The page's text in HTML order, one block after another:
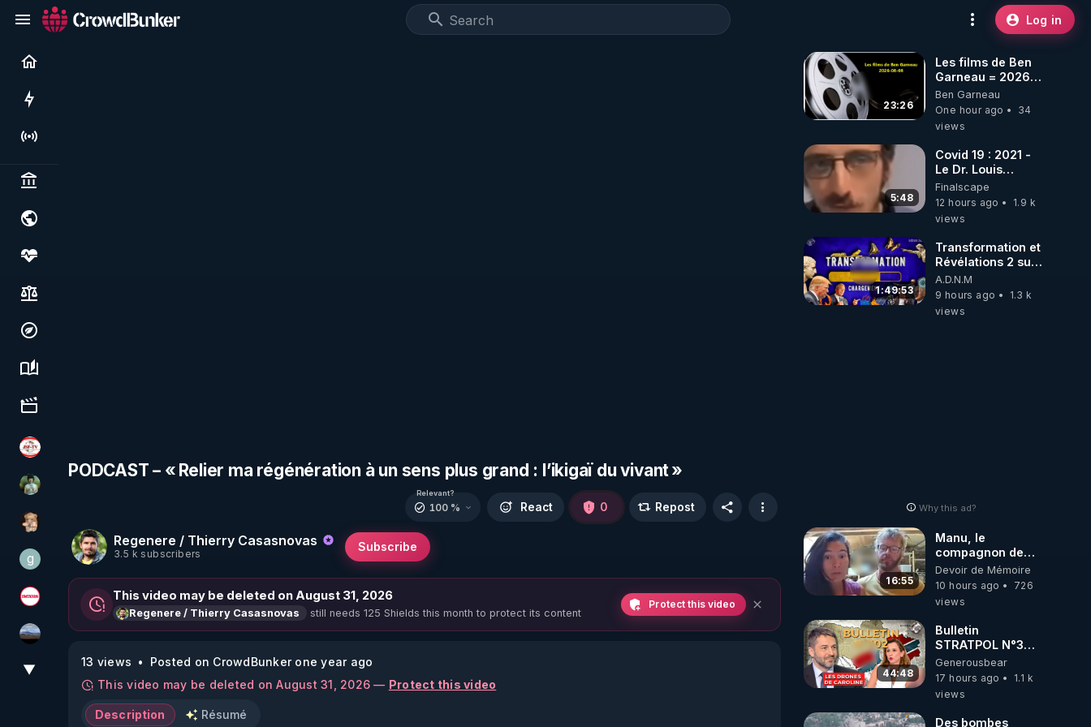
Log in
Live
Politics & institutions
Society, justice & freedoms
Economy, environment & technology
Science, history & spirituality
Culture, media & entertainment
JSF - TV
Sonmi-877
DataCenter
ggilo59
Magazine Nexus
michel lanceur alerte
▼
PODCAST – « Relier ma régénération à un sens plus grand : l’ikigaï du vivant »
Regenere / Thierry Casasnovas
3.5 k subscribers
Subscribe
Relevant?
100 % React 0 Repost
This video may be deleted on August 31, 2026
Regenere / Thierry Casasnovas still needs 125 Shields this month to protect its content
Protect this video
13 views
Posted on CrowdBunker one year ago
This video may be deleted on August 31, 2026 — Protect this video
Description Résumé
23:26
Les films de Ben
Garneau = 2026-
08-08
Ben Garneau
One hour ago
34
views
5:48
Covid 19 : 2021 -
Le Dr. Louis
Fouché renverse
le plateau de
CNews !
Finalscape
12 hours ago
1.9 k
views
1:49:53
Transformation et
Révélations 2 sur
2 - live du
07/08/26
A.D.N.M
9 hours ago
1.3 k
views
Why this ad?
16:55
Manu, le
compagnon de
Kyria, raconte sa
garde à vue
musclée.
Devoir de Mémoire
10 hours ago
726
views
44:48
Bulletin
STRATPOL N°302.
Armée des
drones, MS-21 en
série, missiles
07.08.2026.
Generousbear
17 hours ago
1.1 k
views
Des bombes